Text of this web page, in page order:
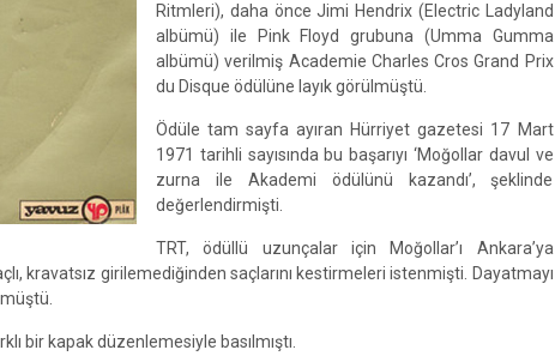
Ritmleri), daha önce Jimi Hendrix (Electric Ladyland
albümü) ile Pink Floyd grubuna (Umma Gumma
albümü) verilmiş Academie Charles Cros Grand Prix
du Disque ödülüne layık görülmüştü.
Ödüle tam sayfa ayıran Hürriyet gazetesi 17 Mart
1971 tarihli sayısında bu başarıyı ‘Moğollar davul ve
zurna ile Akademi ödülünü kazandı’, şeklinde
değerlendirmişti.
TRT, ödüllü uzunçalar için Moğollar’ı Ankara’ya
kravatsız girilemediğinden saçlarını kestirmeleri istenmişti. Dayatmayı
bir kapak düzenlemesiyle basılmıştı.